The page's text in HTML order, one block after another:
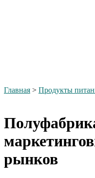
Главная > Продукты
рынков